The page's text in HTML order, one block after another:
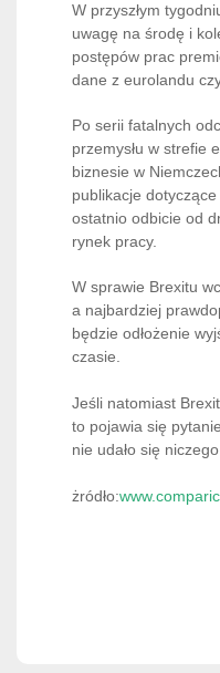
W przyszłym
uwagę na środę i
postępów prac
dane z eurolandu
Po serii fatalnych
przemysłu w strefie
biznesie w
publikacje dotyczące
ostatnio odbicie od
rynek pracy.
W sprawie Brexitu
a najbardziej
będzie odłożenie
czasie.
Jeśli natomiast Brexit
to pojawia się
nie udało się
żródło: